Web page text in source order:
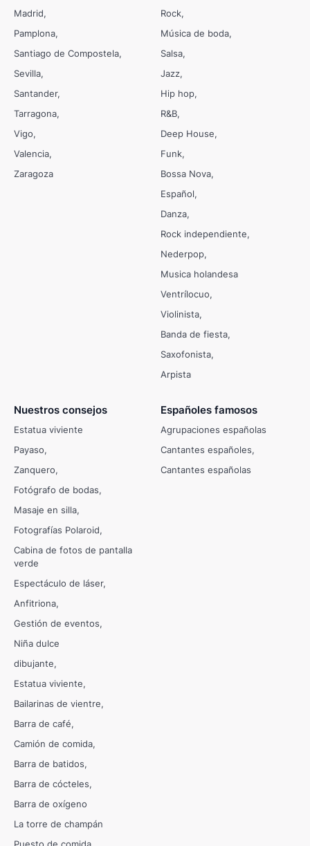
Madrid
Pamplona
Santiago de Compostela
Sevilla
Santander
Tarragona
Vigo
Valencia
Zaragoza
Rock
Música de boda
Salsa
Jazz
Hip hop
R&B
Deep House
Funk
Bossa Nova
Español
Danza
Rock independiente
Nederpop
Musica holandesa
Ventrílocuo
Violinista
Banda de fiesta
Saxofonista
Arpista
Nuestros consejos
Estatua viviente
Payaso
Zanquero
Fotógrafo de bodas
Masaje en silla
Fotografías Polaroid
Cabina de fotos de pantalla
verde
Espectáculo de láser
Anfitriona
Gestión de eventos
Niña dulce
dibujante
Estatua viviente
Bailarinas de vientre
Barra de café
Camión de comida
Barra de batidos
Barra de cócteles
Barra de oxígeno
La torre de champán
Españoles famosos
Agrupaciones españolas
Cantantes españoles
Cantantes españolas